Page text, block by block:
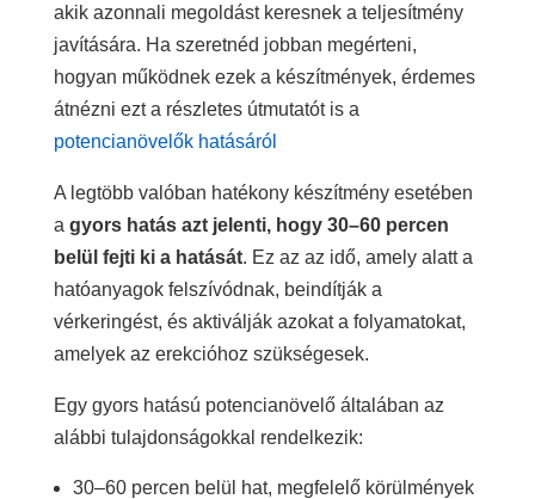
akik azonnali megoldást keresnek a teljesítmény
javítására. Ha szeretnéd jobban megérteni,
hogyan működnek ezek a készítmények, érdemes
átnézni ezt a részletes útmutatót is a
potencianövelők hatásáról
A legtöbb valóban hatékony készítmény esetében
a gyors hatás azt jelenti, hogy 30–60 percen
belül fejti ki a hatását. Ez az az idő, amely alatt a
hatóanyagok felszívódnak, beindítják a
vérkeringést, és aktiválják azokat a folyamatokat,
amelyek az erekcióhoz szükségesek.
Egy gyors hatású potencianövelő általában az
alábbi tulajdonságokkal rendelkezik:
30–60 percen belül hat, megfelelő körülmények